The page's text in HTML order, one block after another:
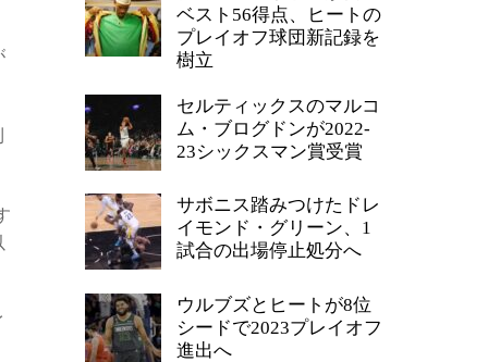
ベスト56得点、ヒートの
プレイオフ球団新記録を
樹立
セルティックスのマルコ
ム・ブログドンが2022-
23シックスマン賞受賞
サボニス踏みつけたドレ
イモンド・グリーン、1
試合の出場停止処分へ
ウルブズとヒートが8位
シードで2023プレイオフ
進出へ